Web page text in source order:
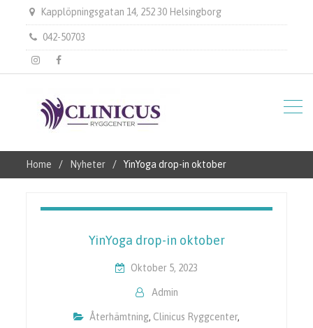
Kapplöpningsgatan 14, 252 30 Helsingborg
042-50703
instagramFacebook
Home Nyheter YinYoga drop-in oktober
YinYoga drop-in oktober
Oktober 5, 2023
Admin
Återhämtning, Clinicus Ryggcenter,